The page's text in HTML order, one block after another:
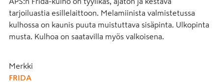
tarjoiluastia esillelaittoon. Melamiinista valmistetussa
kulhossa on kaunis puuta muistuttava sisäpinta. Ulkopinta
musta. Kulhoa on saatavilla myös valkoisena.
Merkki
FRIDA